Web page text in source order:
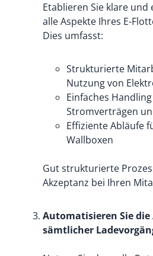
Etablieren Sie klare
alle Aspekte Ihres E-
Dies umfasst:
Strukturierte
Nutzung von
Einfaches
Stromverträgen
Effiziente Abläufe
Wallboxen
Gut strukturierte
Akzeptanz bei Ihren
Automatisieren Sie
sämtlicher